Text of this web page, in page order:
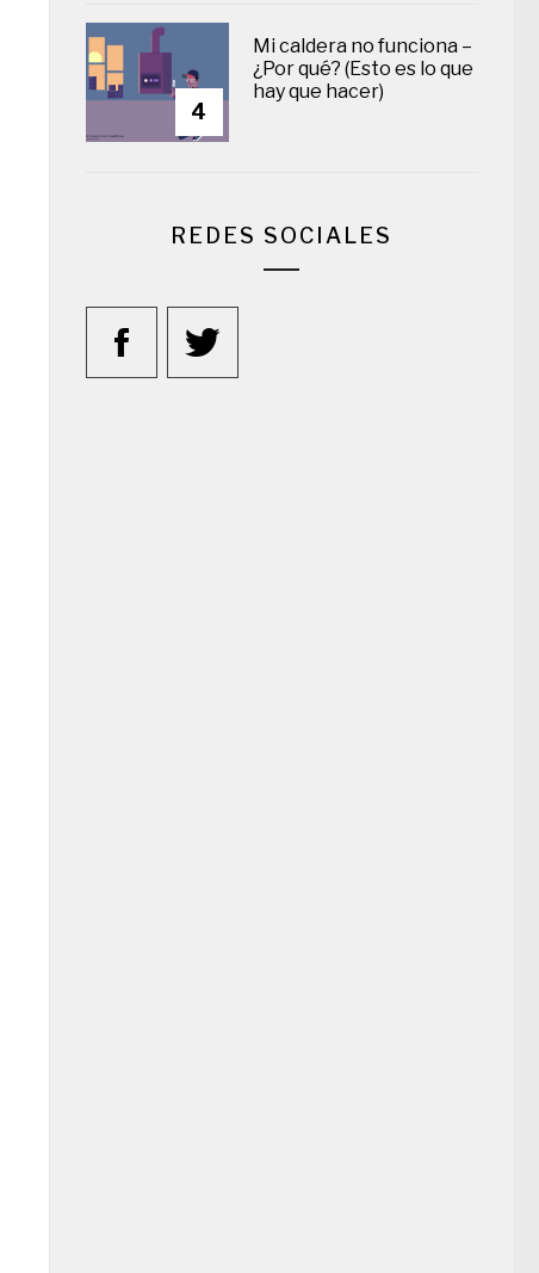
4
Mi caldera no funciona –
¿Por qué? (Esto es lo que
hay que hacer)
REDES SOCIALES